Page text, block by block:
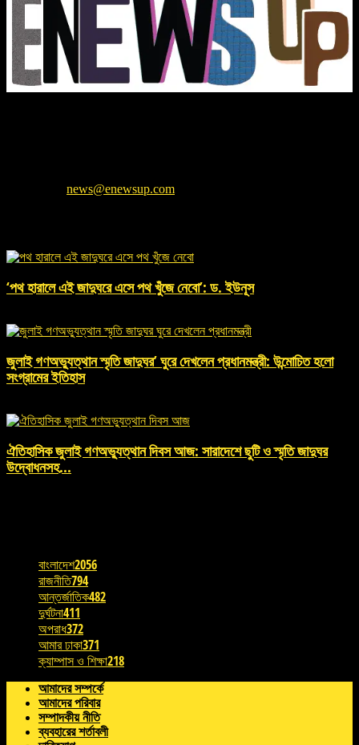
news@enewsup.com
‘পথ হারালে এই জাদুঘরে এসে পথ খুঁজে নেবো’: ড. ইউনূস
জুলাই গণঅভ্যুত্থান স্মৃতি জাদুঘর’ ঘুরে দেখলেন প্রধানমন্ত্রী: উন্মোচিত হলো
সংগ্রামের ইতিহাস
ঐতিহাসিক জুলাই গণঅভ্যুত্থান দিবস আজ: সারাদেশে ছুটি ও স্মৃতি জাদুঘর
উদ্বোধনসহ...
বাংলাদেশ2056
রাজনীতি794
আন্তর্জাতিক482
দুর্ঘটনা411
অপরাধ372
আমার ঢাকা371
ক্যাম্পাস ও শিক্ষা218
আমাদের সম্পর্কে
আমাদের পরিবার
সম্পাদকীয় নীতি
ব্যবহারের শর্তাবলী